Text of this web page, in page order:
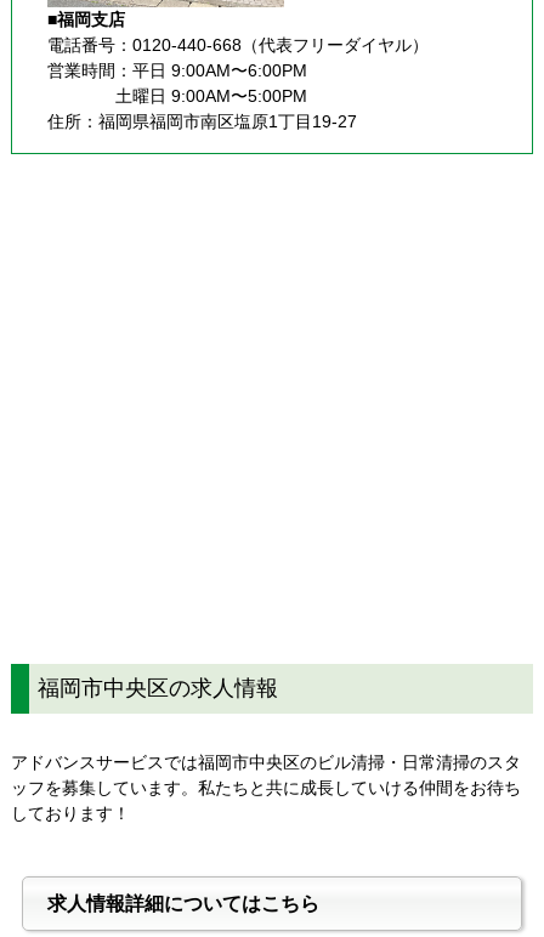
■福岡支店
電話番号：0120-440-668（代表フリーダイヤル）
営業時間：平日 9:00AM〜6:00PM
              土曜日 9:00AM〜5:00PM
住所：福岡県福岡市南区塩原1丁目19-27
福岡市中央区の求人情報
アドバンスサービスでは福岡市中央区のビル清掃・日常清掃のスタ
ッフを募集しています。私たちと共に成長していける仲間をお待ち
しております！
求人情報詳細についてはこちら